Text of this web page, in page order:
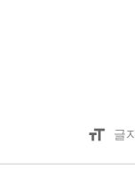
format_size 글